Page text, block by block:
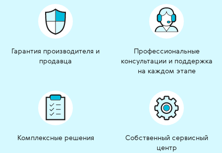
Гарантия производителя и
продавца
Профессиональные
консультации и поддержка
на каждом этапе
Комплексные решения
Собственный сервисный
центр